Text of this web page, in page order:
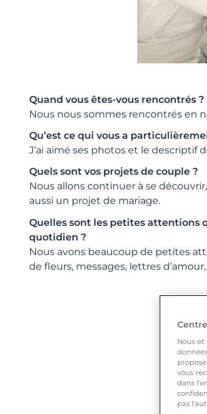
Quand vous êtes-vous rencontrés ?
Nous nous sommes rencontrés en
Qu’est ce qui vous a
J’ai aimé ses photos et le descriptif
Quels sont vos projets de couple ?
Nous allons continuer à se
aussi un projet de mariage.
Quelles sont les petites attentions
quotidien ?
Nous avons beaucoup de petites
de fleurs, messages, lettres
Nous et
vous
dans
pas